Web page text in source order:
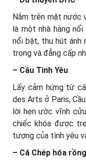
Nằm trên mặt nước
là một nhà hàng
nổi bật, thu hút ánh
trọng và đẳng cấp
– Cầu Tình Yêu
Lấy cảm hứng từ
des Arts ở Paris,
lời hẹn ước vĩnh
chiếc khóa được
tượng của tình yêu
– Cá Chép hóa rồng